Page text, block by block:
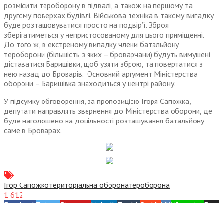
розмісити тероборону в підвалі, а також на першому та
другому поверхах будівлі. Військова техніка в такому випадку
буде розташовуватися просто на подвір’ї. Зброя
зберігатиметься у непристосованому для цього приміщенні.
До того ж, в екстреному випадку члени батальйону
тероборони (більшість з яких – броварчани) будуть вимушені
діставатися Баришівки, щоб узяти зброю, та повертатися з
нею назад до Броварів. Основний аргумент Міністерства
оборони – Баришівка знаходиться у центрі району.
У підсумку обговорення, за пропозицією Ігоря Сапожка,
депутати направлять звернення до Міністерства оборони, де
буде наголошено на доцільності розташування батальйону
саме в Броварах.
Ігор Сапожкотериторіальна оборонатероборона
1 612